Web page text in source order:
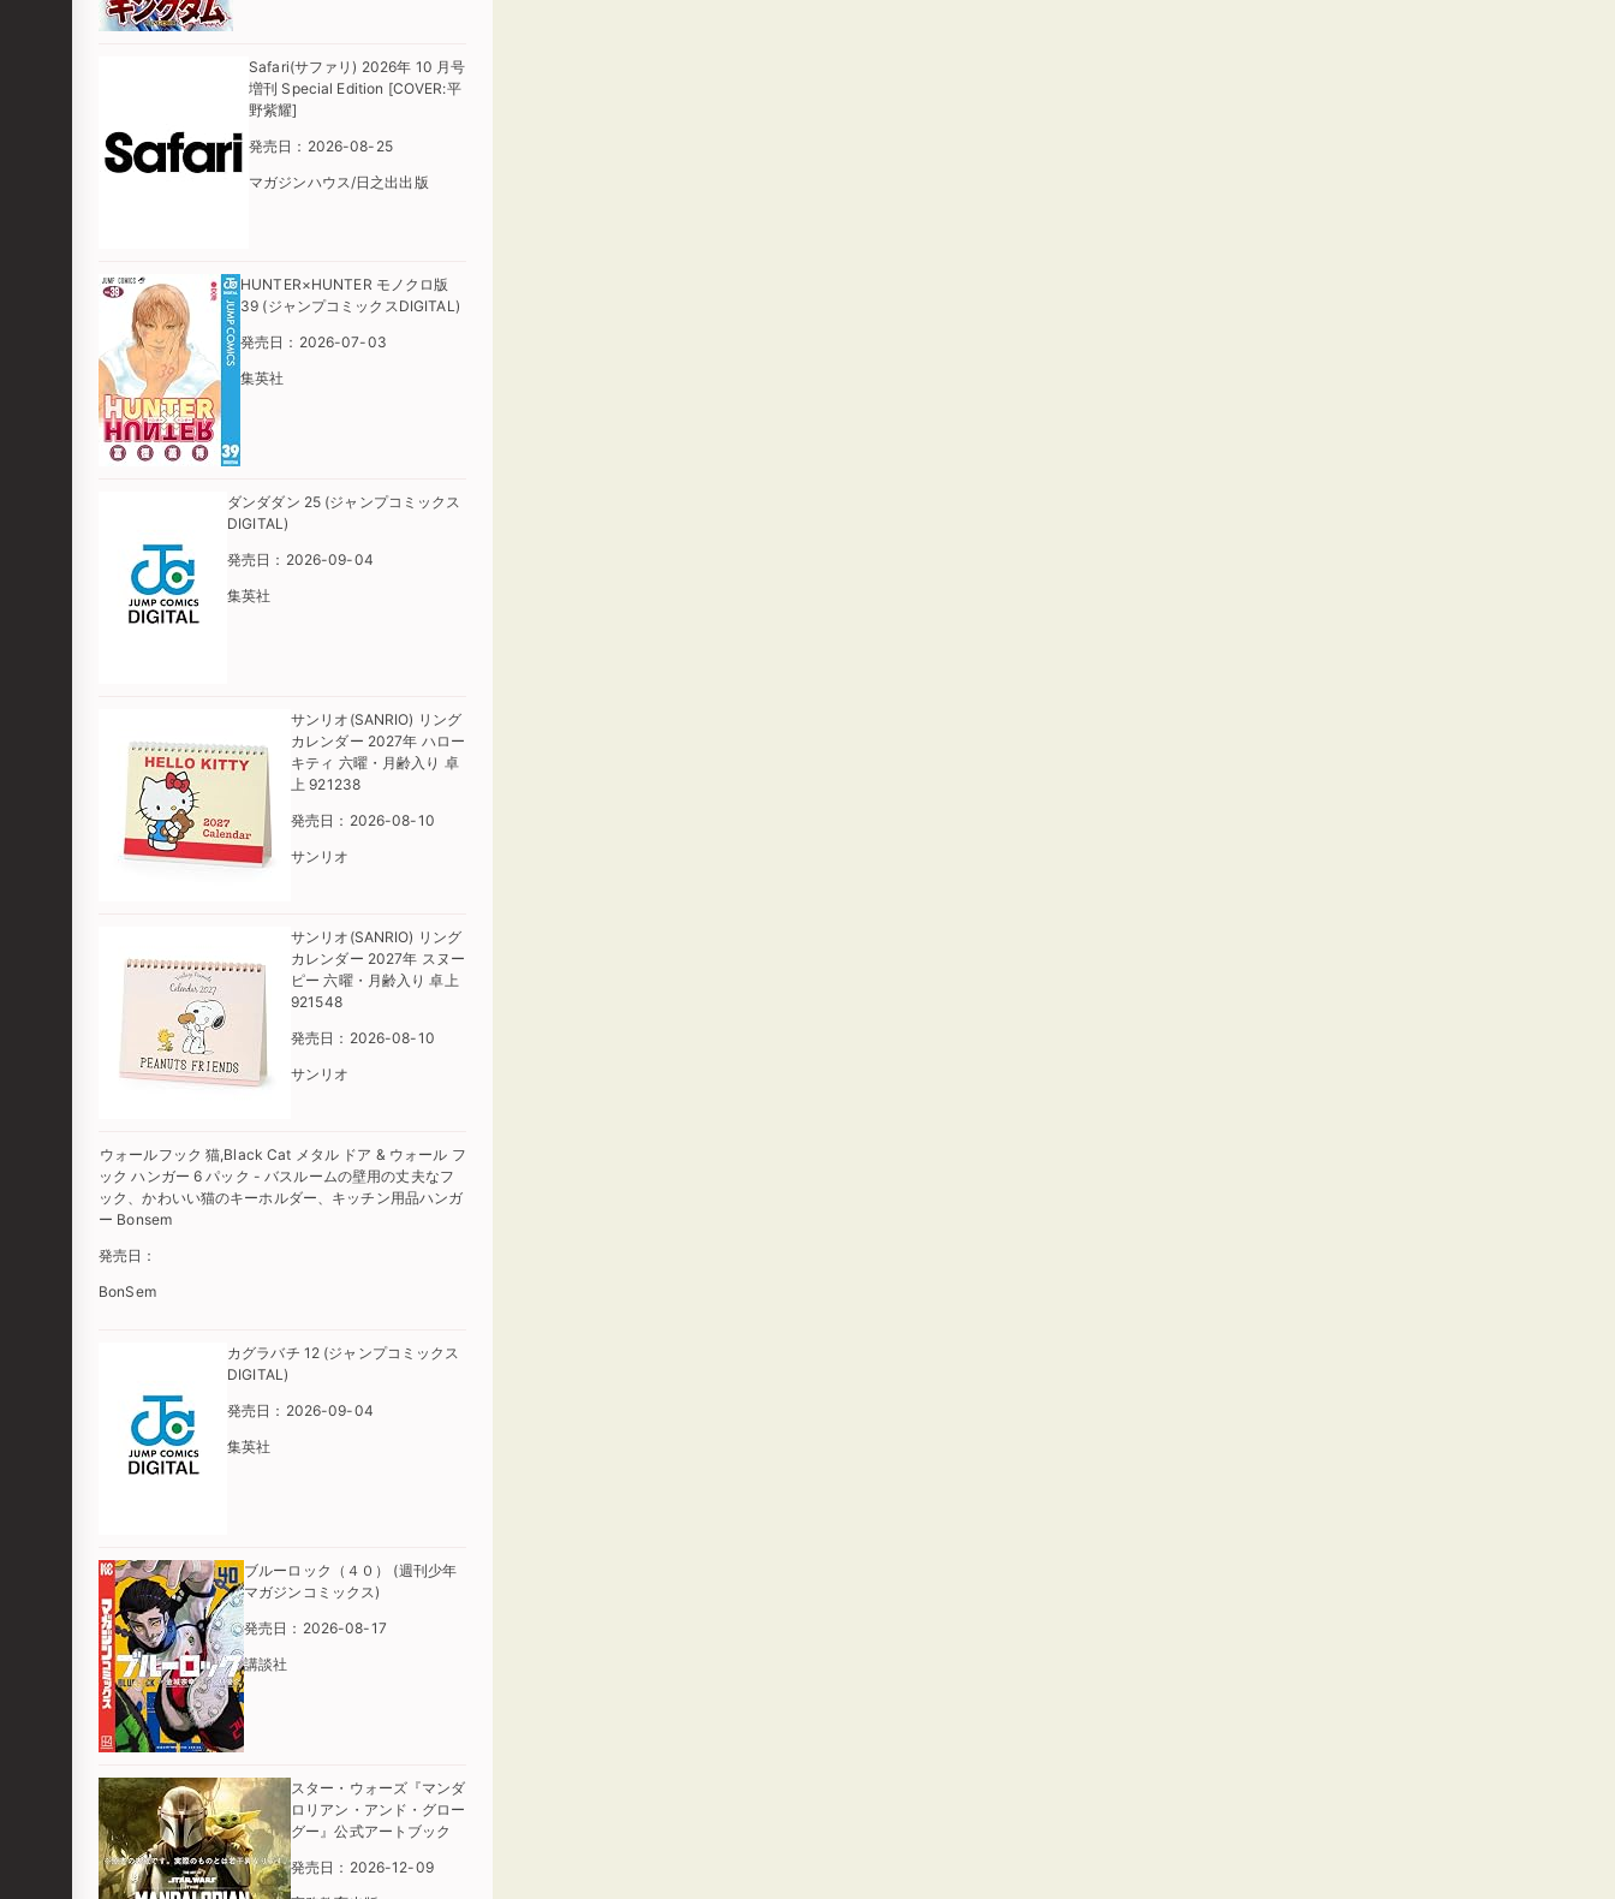
Safari(サファリ) 2026年 10 月号
増刊 Special Edition [COVER:平
野紫耀]
発売日：2026-08-25
マガジンハウス/日之出出版
HUNTER×HUNTER モノクロ版
39 (ジャンプコミックスDIGITAL)
発売日：2026-07-03
集英社
ダンダダン 25 (ジャンプコミックス
DIGITAL)
発売日：2026-09-04
集英社
サンリオ(SANRIO) リング
カレンダー 2027年 ハロー
キティ 六曜・月齢入り 卓
上 921238
発売日：2026-08-10
サンリオ
サンリオ(SANRIO) リング
カレンダー 2027年 スヌー
ピー 六曜・月齢入り 卓上
921548
発売日：2026-08-10
サンリオ
ウォールフック 猫,Black Cat メタル ドア & ウォール フ
ック ハンガー 6 パック - バスルームの壁用の丈夫なフ
ック、かわいい猫のキーホルダー、キッチン用品ハンガ
ー Bonsem
発売日：
BonSem
カグラバチ 12 (ジャンプコミックス
DIGITAL)
発売日：2026-09-04
集英社
ブルーロック（４０） (週刊少年
マガジンコミックス)
発売日：2026-08-17
講談社
スター・ウォーズ『マンダ
ロリアン・アンド・グロー
グー』公式アートブック
発売日：2026-12-09